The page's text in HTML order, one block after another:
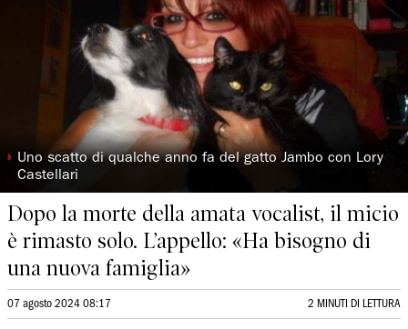
◗ Uno scatto di qualche anno fa del gatto Jambo con Lory
Castellari
Dopo la morte della amata vocalist, il micio
è rimasto solo. L’appello: «Ha bisogno di
una nuova famiglia»
07 agosto 2024 08:17 2 MINUTI DI LETTURA